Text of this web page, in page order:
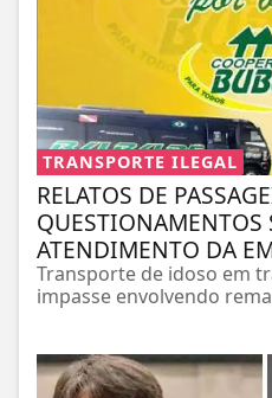
TRANSPORTE ILEGAL
RELATOS DE
QUESTIONAMENTOS
ATENDIMENTO DA
Transporte de idoso em
impasse envolvendo